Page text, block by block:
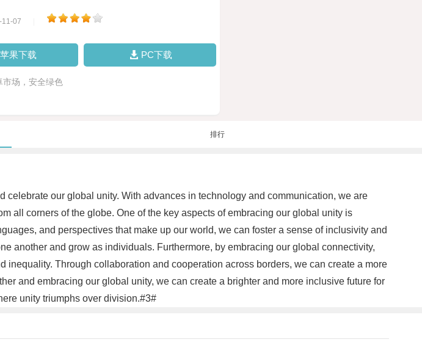
11-07
苹果下载 PC下载
市场，安全绿色
排行
our global unity. With advances in technology and communication, we are
all corners of the globe. One of the key aspects of embracing our global unity is
and perspectives that make up our world, we can foster a sense of inclusivity and
another and grow as individuals. Furthermore, by embracing our global connectivity,
Through collaboration and cooperation across borders, we can create a more
and embracing our global unity, we can create a brighter and more inclusive future for
unity triumphs over division.#3#